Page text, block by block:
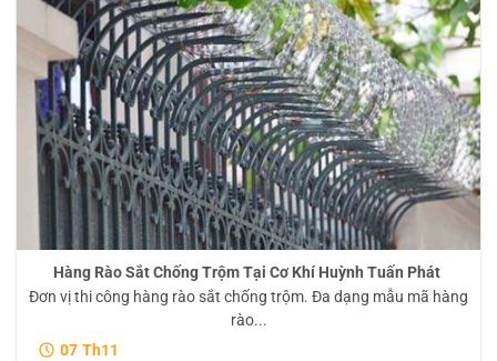
Hàng Rào Sắt Chống Trộm Tại Cơ Khí Huỳnh Tuấn Phát
Đơn vị thi công hàng rào sắt chống trộm. Đa dạng mẫu mã hàng
rào...
07 Th11